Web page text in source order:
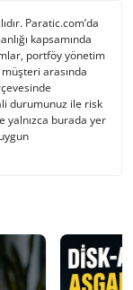
Paratic.com’da
kapsamında
portföy yönetim
arasında
durumunuz ile risk
yalnızca burada yer